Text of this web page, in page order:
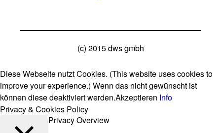
(c) 2015 dws gmbh
Diese Webseite nutzt Cookies. (This website uses cookies to
improve your experience.) Wenn das nicht gewünscht ist
können diese deaktiviert werden.Akzeptieren Info
Privacy & Cookies Policy
Privacy Overview